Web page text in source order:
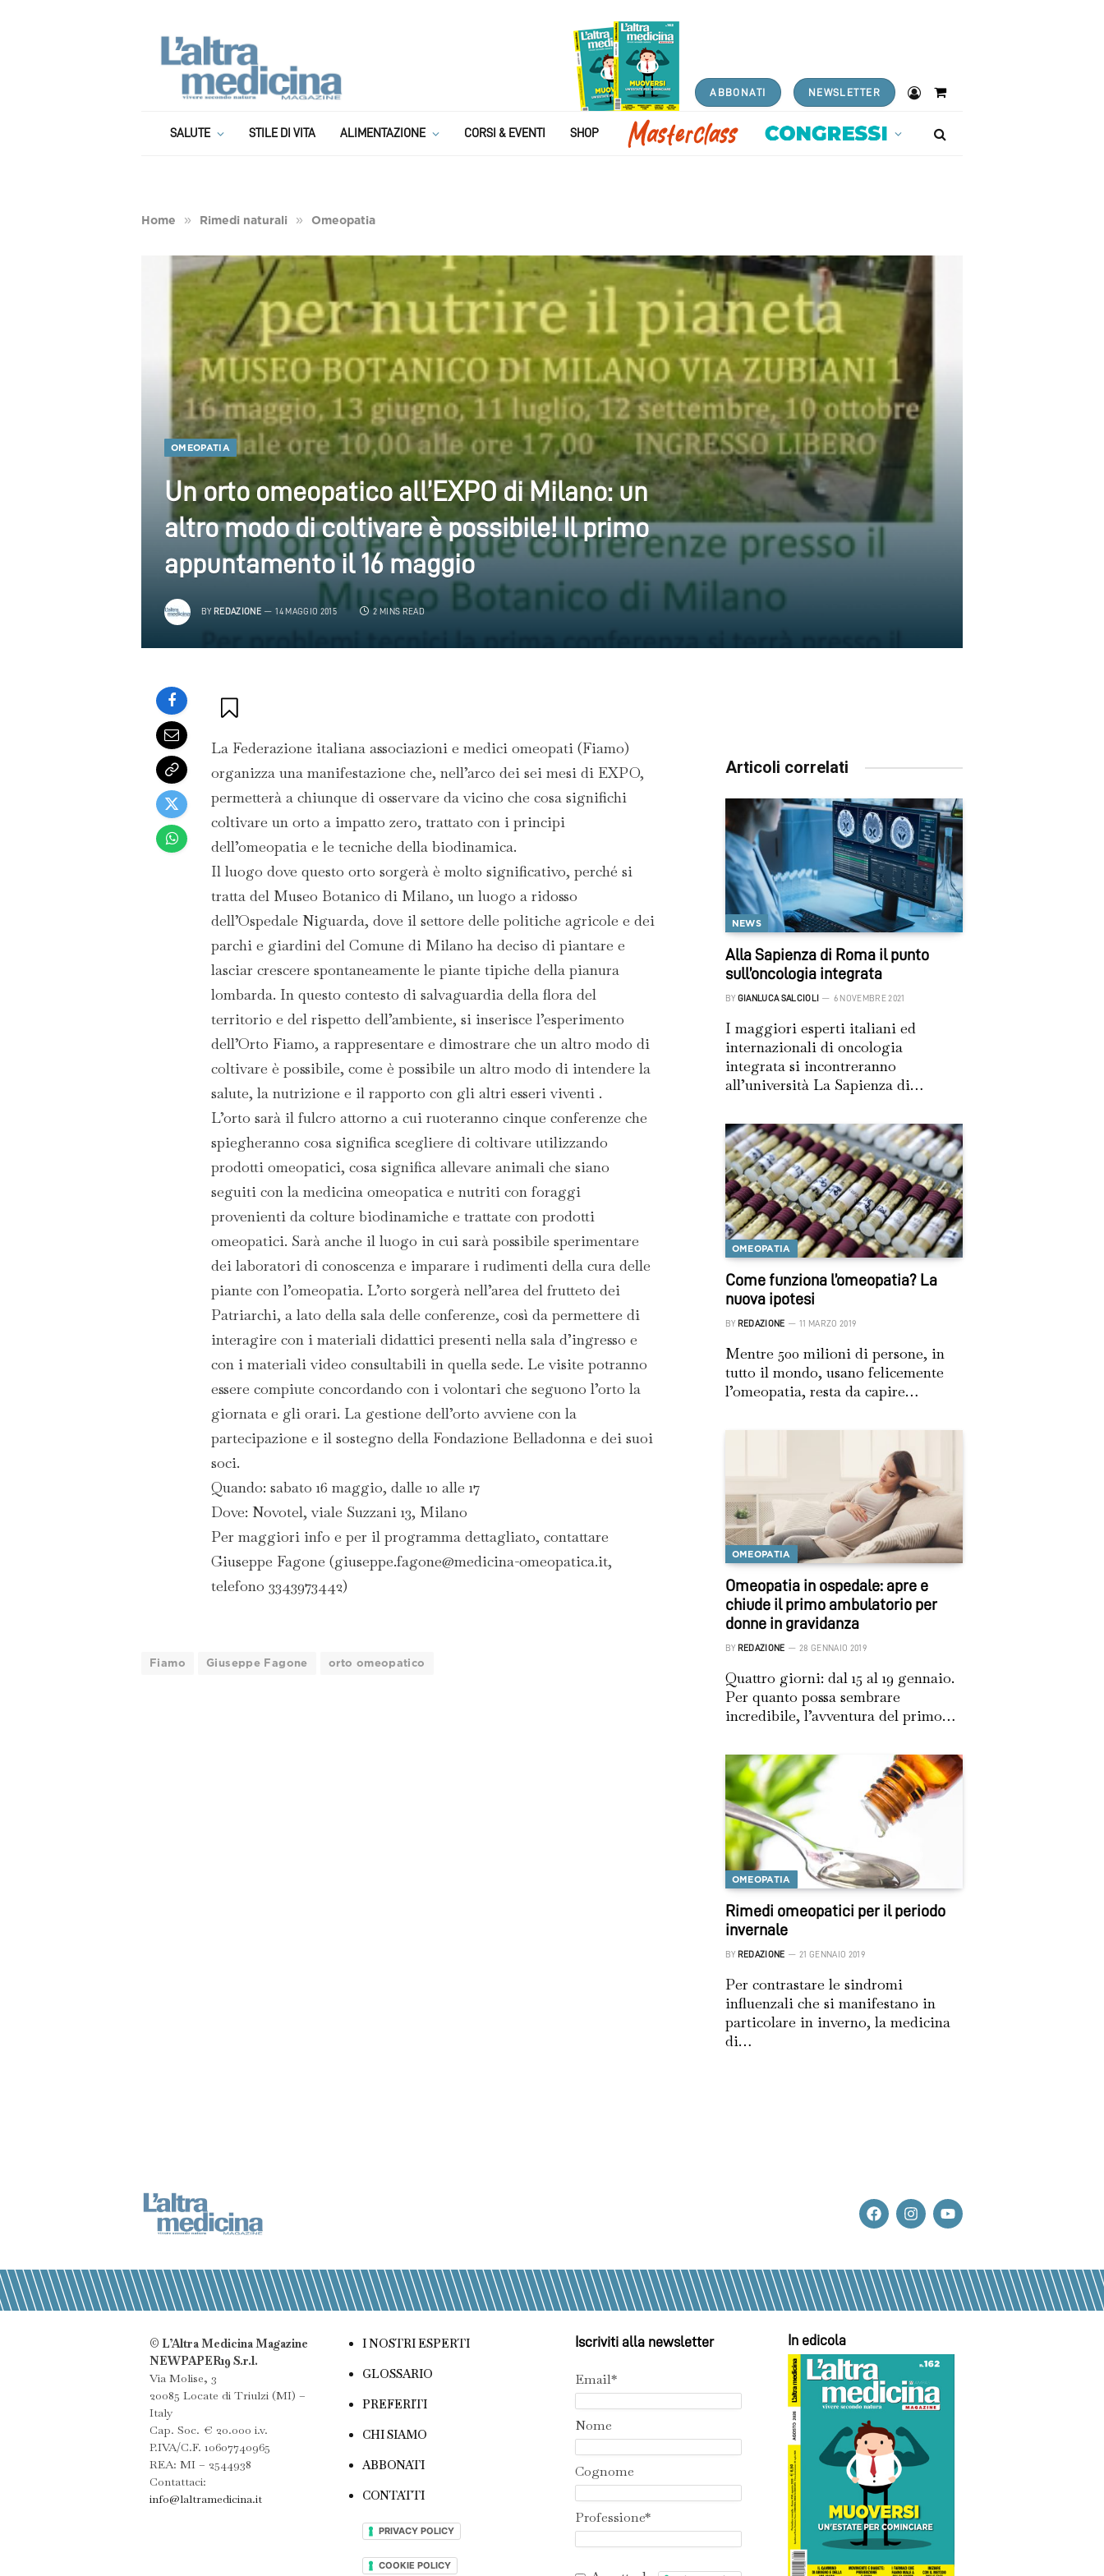
ABBONATI NEWSLETTER
Shopping
SALUTE STILE DI VITA ALIMENTAZIONE CORSI & EVENTI SHOP
Home » Rimedi naturali » Omeopatia
OMEOPATIA
Un orto omeopatico all’EXPO di Milano: un
altro modo di coltivare è possibile! Il primo
appuntamento il 16 maggio
BY REDAZIONE 14 MAGGIO 2015 2 MINS READ
La Federazione italiana associazioni e medici omeopati (Fiamo)
organizza una manifestazione che, nell’arco dei sei mesi di EXPO,
permetterà a chiunque di osservare da vicino che cosa significhi
coltivare un orto a impatto zero, trattato con i principi
dell’omeopatia e le tecniche della biodinamica.
Il luogo dove questo orto sorgerà è molto significativo, perché si
tratta del Museo Botanico di Milano, un luogo a ridosso
dell’Ospedale Niguarda, dove il settore delle politiche agricole e dei
parchi e giardini del Comune di Milano ha deciso di piantare e
lasciar crescere spontaneamente le piante tipiche della pianura
lombarda. In questo contesto di salvaguardia della flora del
territorio e del rispetto dell’ambiente, si inserisce l’esperimento
dell’Orto Fiamo, a rappresentare e dimostrare che un altro modo di
coltivare è possibile, come è possibile un altro modo di intendere la
salute, la nutrizione e il rapporto con gli altri esseri viventi .
L’orto sarà il fulcro attorno a cui ruoteranno cinque conferenze che
spiegheranno cosa significa scegliere di coltivare utilizzando
prodotti omeopatici, cosa significa allevare animali che siano
seguiti con la medicina omeopatica e nutriti con foraggi
provenienti da colture biodinamiche e trattate con prodotti
omeopatici. Sarà anche il luogo in cui sarà possibile sperimentare
dei laboratori di conoscenza e imparare i rudimenti della cura delle
piante con l’omeopatia. L’orto sorgerà nell’area del frutteto dei
Patriarchi, a lato della sala delle conferenze, così da permettere di
interagire con i materiali didattici presenti nella sala d’ingresso e
con i materiali video consultabili in quella sede. Le visite potranno
essere compiute concordando con i volontari che seguono l’orto la
giornata e gli orari. La gestione dell’orto avviene con la
partecipazione e il sostegno della Fondazione Belladonna e dei suoi
soci.
Quando: sabato 16 maggio, dalle 10 alle 17
Dove: Novotel, viale Suzzani 13, Milano
Per maggiori info e per il programma dettagliato, contattare
Giuseppe Fagone (giuseppe.fagone@medicina-omeopatica.it,
telefono 3343973442)
Fiamo Giuseppe Fagone orto omeopatico
Articoli correlati
NEWS
Alla Sapienza di Roma il punto
sull’oncologia integrata
BY GIANLUCA SALCIOLI 6 NOVEMBRE 2021
I maggiori esperti italiani ed
internazionali di oncologia
integrata si incontreranno
all’università La Sapienza di…
OMEOPATIA
Come funziona l’omeopatia? La
nuova ipotesi
BY REDAZIONE 11 MARZO 2019
Mentre 500 milioni di persone, in
tutto il mondo, usano felicemente
l’omeopatia, resta da capire…
OMEOPATIA
Omeopatia in ospedale: apre e
chiude il primo ambulatorio per
donne in gravidanza
BY REDAZIONE 28 GENNAIO 2019
Quattro giorni: dal 15 al 19 gennaio.
Per quanto possa sembrare
incredibile, l’avventura del primo…
OMEOPATIA
Rimedi omeopatici per il periodo
invernale
BY REDAZIONE 21 GENNAIO 2019
Per contrastare le sindromi
influenzali che si manifestano in
particolare in inverno, la medicina
di…
© L’Altra Medicina Magazine
NEWPAPER19 S.r.l.
Via Molise, 3
20085 Locate di Triulzi (MI) –
Italy
Cap. Soc. € 20.000 i.v.
P.IVA/C.F. 10607740965
REA: MI – 2544938
Contattaci:
info@laltramedicina.it
I NOSTRI ESPERTI
GLOSSARIO
PREFERITI
CHI SIAMO
ABBONATI
CONTATTI
PRIVACY POLICY
COOKIE POLICY
Iscriviti alla newsletter
Email*
Nome
Cognome
Professione*
In edicola